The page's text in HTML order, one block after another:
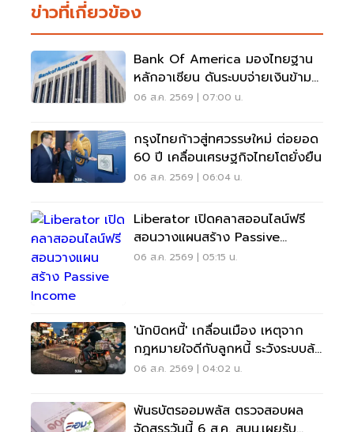
ข่าวที่เกี่ยวข้อง
Bank Of America มองไทยฐาน
หลักอาเซียน ดันระบบจ่ายเงินข้าม
พรมแดนเรียลไทม์
06 ส.ค. 2569 | 07:00 น.
กรุงไทยก้าวสู่ทศวรรษใหม่ ต่อยอด
60 ปี เคลื่อนเศรษฐกิจไทยโตยั่งยืน
06 ส.ค. 2569 | 06:04 น.
Liberator เปิดคลาสออนไลน์ฟรี
สอนวางแผนสร้าง Passive
Income
06 ส.ค. 2569 | 05:15 น.
'นักบิดหนี้' เกลื่อนเมือง เหตุจาก
กฎหมายใจดีกับลูกหนี้ ระวังระบบล้ม
เป็นโดมิโน่
06 ส.ค. 2569 | 04:02 น.
พันธบัตรออมพลัส ตรวจสอบผล